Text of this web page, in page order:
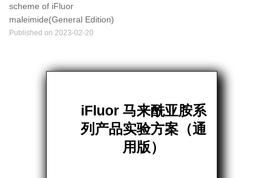
scheme of iFluor
maleimide(General Edition)
Published on 2023-02-20
iFluor 马来酰亚胺系
列产品实验方案（通
用版）